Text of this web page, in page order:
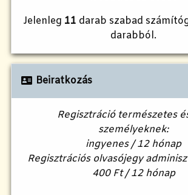
Jelenleg 11 darab szabad
darabból.
Beiratkozás
Regisztráció természetes
személyeknek:
ingyenes / 12 hónap
Regisztrációs olvasójegy
400 Ft / 12 hónap